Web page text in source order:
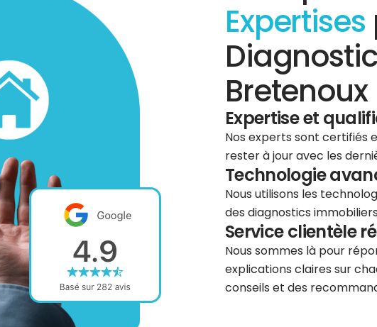
Expertises
Expertise et
Nos experts sont certifiés
rester à jour avec les
Technologie
Nous utilisons les
des diagnostics
Service clientèle
Nous sommes là pour
explications claires sur
conseils et des